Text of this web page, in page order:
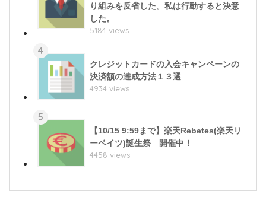
り組みを反省した。私は行動すると決意
した。
5184 views
4
クレジットカードの入会キャンペーンの
決済額の達成方法１３選
4934 views
5
【10/15 9:59まで】楽天Rebetes(楽天リ
ーベイツ)誕生祭 開催中！
4458 views